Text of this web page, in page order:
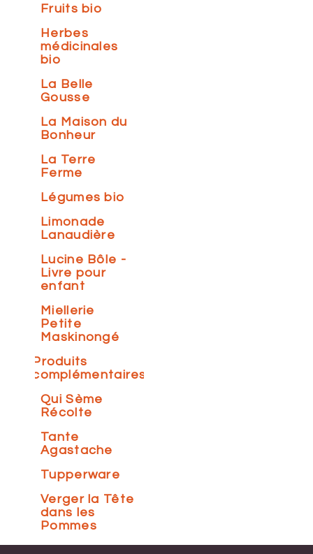
Fruits bio
Herbes
médicinales
bio
La Belle
Gousse
La Maison du
Bonheur
La Terre
Ferme
Légumes bio
Limonade
Lanaudière
Lucine Bôle -
Livre pour
enfant
Miellerie
Petite
Maskinongé
Produits
complémentaires
Qui Sème
Récolte
Tante
Agastache
Tupperware
Verger la Tête
dans les
Pommes